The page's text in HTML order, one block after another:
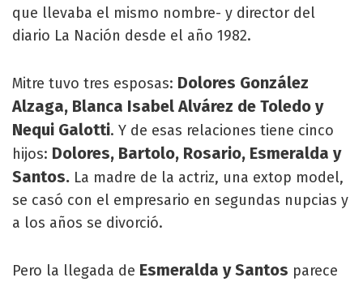
que llevaba el mismo nombre- y director del
diario La Nación desde el año 1982.
Mitre tuvo tres esposas: Dolores González
Alzaga, Blanca Isabel Alvárez de Toledo y
Nequi Galotti. Y de esas relaciones tiene cinco
hijos: Dolores, Bartolo, Rosario, Esmeralda y
Santos. La madre de la actriz, una extop model,
se casó con el empresario en segundas nupcias y
a los años se divorció.
Pero la llegada de Esmeralda y Santos parece